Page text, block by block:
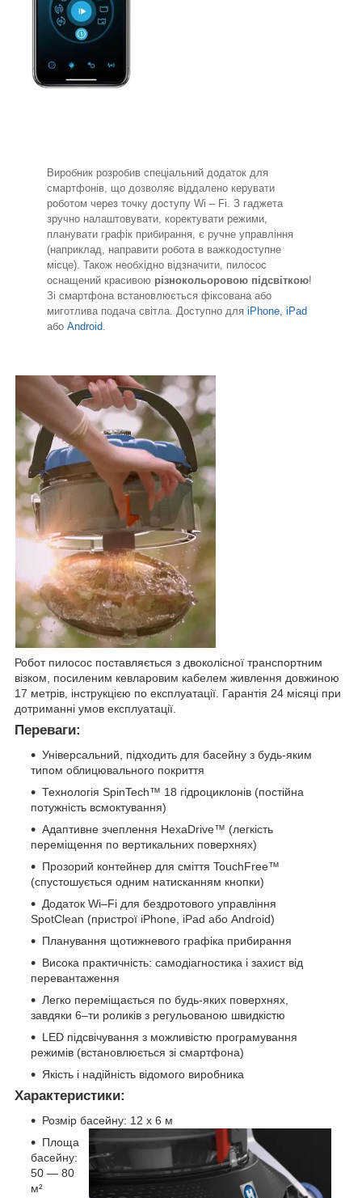
Виробник розробив спеціальний додаток для
смартфонів, що дозволяє віддалено керувати
роботом через точку доступу Wi – Fi. З гаджета
зручно налаштовувати, коректувати режими,
планувати графік прибирання, є ручне управління
(наприклад, направити робота в важкодоступне
місце). Також необхідно відзначити, пилосос
оснащений красивою різнокольоровою підсвіткою!
Зі смартфона встановлюється фіксована або
миготлива подача світла. Доступно для iPhone, iPad
або Android
Робот пилосос поставляється з двоколісної транспортним
візком, посиленим кевларовим кабелем живлення довжиною
17 метрів, інструкцією по експлуатації. Гарантія 24 місяці при
дотриманні умов експлуатації.
Переваги:
Універсальний, підходить для басейну з будь-яким
типом облицювального покриття
Технологія SpinTech™ 18 гідроциклонів (постійна
потужність всмоктування)
Адаптивне зчеплення HexaDrive™ (легкість
переміщення по вертикальних поверхнях)
Прозорий контейнер для сміття TouchFree™
(спустошується одним натисканням кнопки)
Додаток Wi–Fi для бездротового управління
SpotClean (пристрої iPhone, iPad або Android)
Планування щотижневого графіка прибирання
Висока практичність: самодіагностика і захист від
перевантаження
Легко переміщається по будь-яких поверхнях,
завдяки 6–ти роликів з регульованою швидкістю
LED підсвічування з можливістю програмування
режимів (встановлюється зі смартфона)
Якість і надійність відомого виробника
Характеристики:
Розмір басейну: 12 х 6 м
Площа
басейну:
50 — 80
м²